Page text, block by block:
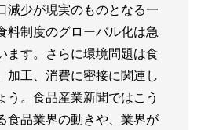
減少が現実のものとなる一
料制度のグローバル化は急
ます。さらに環境問題は食
加工、消費に密接に関連し
う。食品産業新聞ではこう
食品業界の動きや、業界が